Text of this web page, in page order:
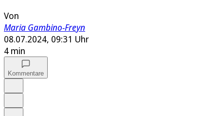
Von
Maria Gambino-Freyn
08.07.2024, 09:31 Uhr
4 min
Kommentare